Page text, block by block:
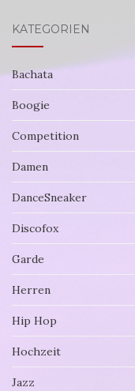
KATEGORIEN
Bachata
Boogie
Competition
Damen
DanceSneaker
Discofox
Garde
Herren
Hip Hop
Hochzeit
Jazz